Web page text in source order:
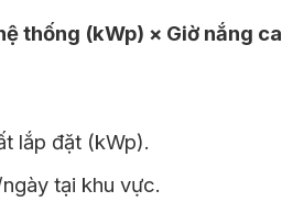
thống (kWp) × Giờ nắng
lắp đặt (kWp).
tại khu vực.